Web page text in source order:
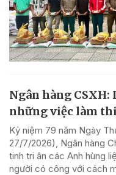
Ngân hàng
những việc làm
Kỷ niệm 79 năm Ngày
27/7/2026), Ngân hàng
tinh tri ân các Anh hùng
người có công với cách